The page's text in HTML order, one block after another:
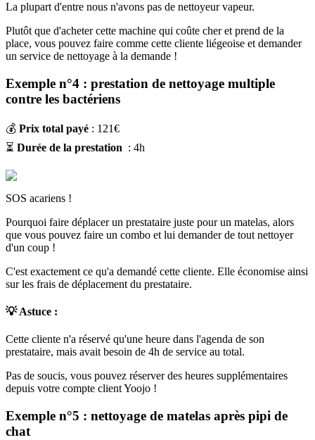
La plupart d'entre nous n'avons pas de nettoyeur vapeur.
Plutôt que d'acheter cette machine qui coûte cher et prend de la
place, vous pouvez faire comme cette cliente liégeoise et demander
un service de nettoyage à la demande !
Exemple n°4 : prestation de nettoyage multiple
contre les bactériens
💰 Prix total payé : 121€
⏳ Durée de la prestation : 4h
SOS acariens !
Pourquoi faire déplacer un prestataire juste pour un matelas, alors
que vous pouvez faire un combo et lui demander de tout nettoyer
d'un coup !
C'est exactement ce qu'a demandé cette cliente. Elle économise ainsi
sur les frais de déplacement du prestataire.
💡 Astuce :
Cette cliente n'a réservé qu'une heure dans l'agenda de son
prestataire, mais avait besoin de 4h de service au total.
Pas de soucis, vous pouvez réserver des heures supplémentaires
depuis votre compte client Yoojo !
Exemple n°5 : nettoyage de matelas après pipi de
chat